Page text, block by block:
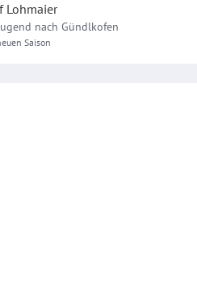
Lohmaier
nach Gündlkofen
Saison